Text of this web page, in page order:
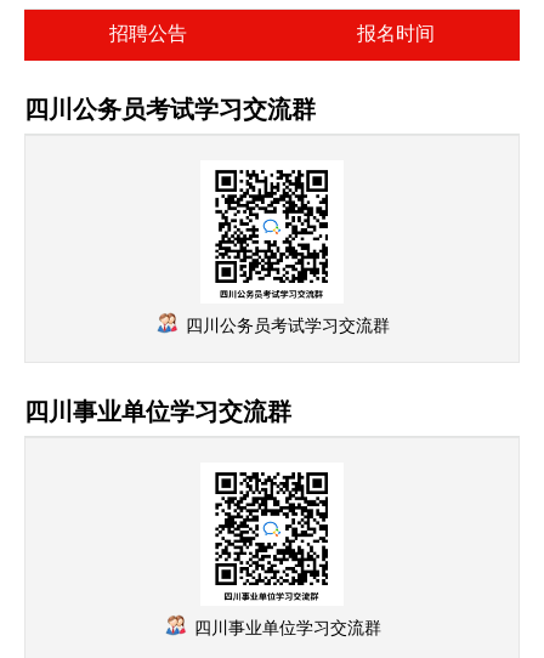
招聘公告 报名时间
四川公务员考试学习交流群
四川公务员考试学习交流群
四川事业单位学习交流群
四川事业单位学习交流群